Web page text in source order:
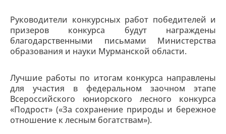
Руководители конкурсных работ победителей и
призеров конкурса будут награждены
благодарственными письмами Министерства
образования и науки Мурманской области.
Лучшие работы по итогам конкурса направлены
для участия в федеральном заочном этапе
Всероссийского юниорского лесного конкурса
«Подрост» («За сохранение природы и бережное
отношение к лесным богатствам»).